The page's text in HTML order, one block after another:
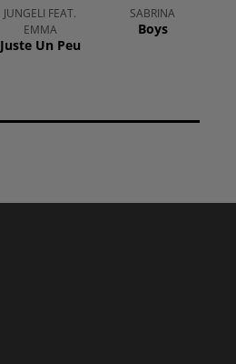
JUNGELI FEAT.
EMMA
Juste Un Peu
SABRINA
Boys